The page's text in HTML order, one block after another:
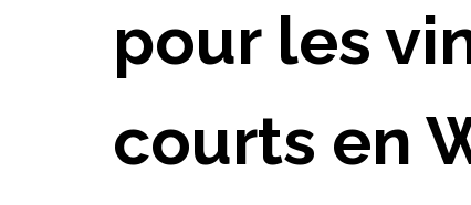
pour les
courts en